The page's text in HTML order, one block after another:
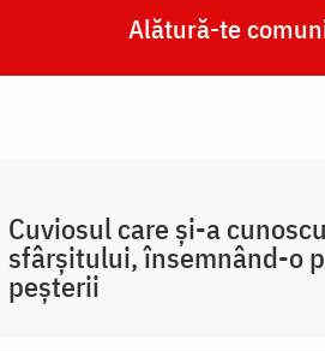
Alătură-te
Cuviosul care și-a
sfârșitului, însemnând-o
peșterii